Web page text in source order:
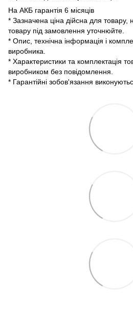
На АКБ гарантія 6 місяців
* Зазначена ціна дійсна для товару,
товару під замовлення уточнюйте.
* Опис, технічна інформація і
виробника.
* Характеристики та комплектація
виробником без повідомлення.
* Гарантійні зобов'язання